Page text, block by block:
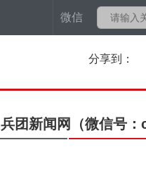
微信
分享到：
兵团新闻网 （微信号：